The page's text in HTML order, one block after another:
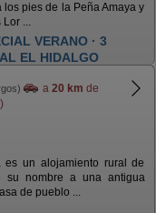
pies de la Peña Amaya y
...
VERANO · 3
EL HIDALGO
a 20 km de
un alojamiento rural de
su nombre a una antigua
de pueblo ...